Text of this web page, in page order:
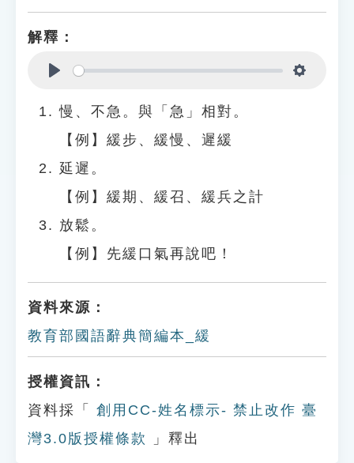
解釋：
慢、不急。與「急」相對。
【例】緩步、緩慢、遲緩
延遲。
【例】緩期、緩召、緩兵之計
放鬆。
【例】先緩口氣再說吧！
資料來源：
教育部國語辭典簡編本_緩
授權資訊：
資料採「
創用CC-姓名標示- 禁止改作 臺
灣3.0版授權條款
」釋出